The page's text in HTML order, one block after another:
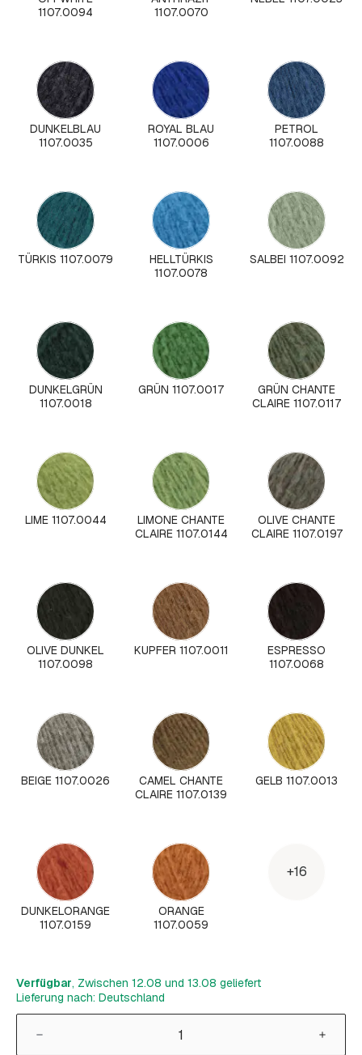
1107.0094
1107.0070
DUNKELBLAU
1107.0035
ROYAL BLAU
1107.0006
PETROL
1107.0088
TÜRKIS 1107.0079
HELLTÜRKIS
1107.0078
SALBEI 1107.0092
DUNKELGRÜN
1107.0018
GRÜN 1107.0017
GRÜN CHANTE
CLAIRE 1107.0117
LIME 1107.0044
LIMONE CHANTE
CLAIRE 1107.0144
OLIVE CHANTE
CLAIRE 1107.0197
OLIVE DUNKEL
1107.0098
KUPFER 1107.0011
ESPRESSO
1107.0068
BEIGE 1107.0026
CAMEL CHANTE
CLAIRE 1107.0139
GELB 1107.0013
DUNKELORANGE
1107.0159
ORANGE
1107.0059
+16
Verfügbar, Zwischen 12.08 und 13.08 geliefert
Lieferung nach: Deutschland